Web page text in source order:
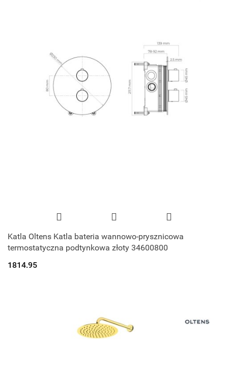
Katla Oltens Katla bateria wannowo-prysznicowa
termostatyczna podtynkowa złoty 34600800
1814.95